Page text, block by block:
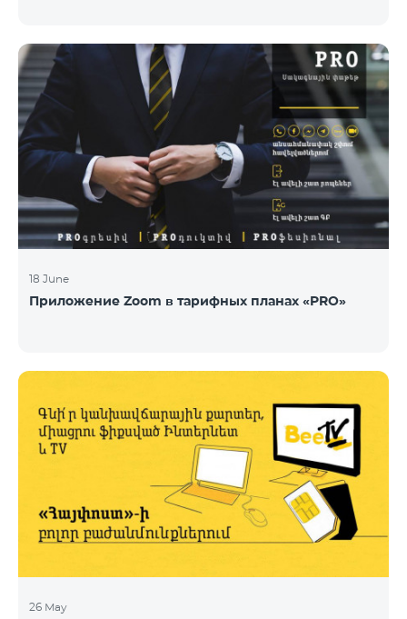
18 June
Приложение Zoom в тарифных планах «PRO»
26 May